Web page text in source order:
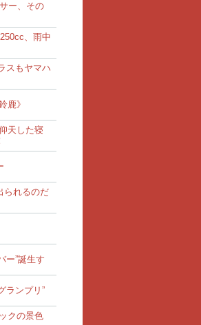
ー、その
、雨中
スもヤマハ
鹿》
天した寝
られるのだ
ー”誕生す
ランプリ”
クの景色